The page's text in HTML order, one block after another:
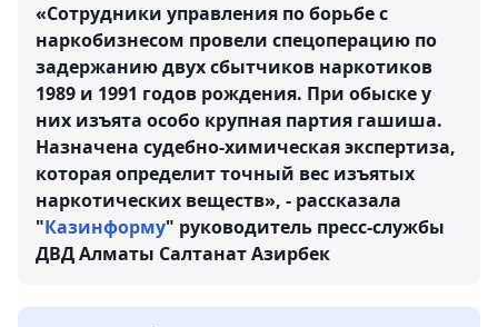
«Сотрудники управления по борьбе с
наркобизнесом провели спецоперацию по
задержанию двух сбытчиков наркотиков
1989 и 1991 годов рождения. При обыске у
них изъята особо крупная партия гашиша.
Назначена судебно-химическая экспертиза,
которая определит точный вес изъятых
наркотических веществ», - рассказала
"Казинформу" руководитель пресс-службы
ДВД Алматы Салтанат Азирбек